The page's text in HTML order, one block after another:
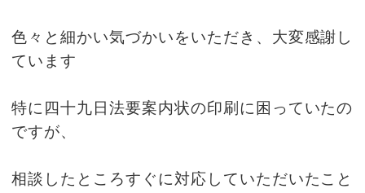
色々と細かい気づかいをいただき、大変感謝し
ています
特に四十九日法要案内状の印刷に困っていたの
ですが、
相談したところすぐに対応していただいたこと